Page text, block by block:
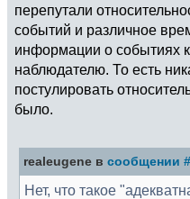
перепутали
событий и различное
информации о событиях
наблюдателю. То есть
постулировать
было.
realeugene в сообщении
Нет, что такое